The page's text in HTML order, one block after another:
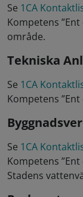
Se 1CA
Kompetens
område.
Tekniska
Se 1CA
Kompetens
Se 1CA
Kompetens ”Ent
Stadens